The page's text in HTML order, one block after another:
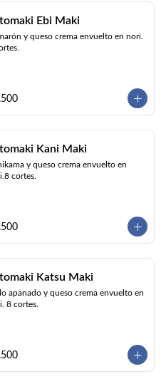
Ebi Maki
y queso crema envuelto en nori.
Kani Maki
y queso crema envuelto en
cortes.
Katsu Maki
apanado y queso crema envuelto en
8 cortes.